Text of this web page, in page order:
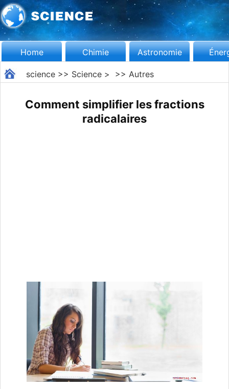
Home Chimie Astronomie
science>> Science> >> Autres
Comment simplifier les fractions
radicalaires